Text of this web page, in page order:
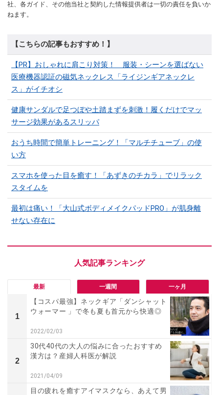
社、各ガイド、その他当社と契約した情報提供者は一切の責任を負いか
ねます。
【こちらの記事もおすすめ！】
【PR】おしゃれに肩こり対策！ 服装・シーンを選ばない
医療機器認証の磁気ネックレス「ライジンギアネックレ
ス」がイチオシ
健康サンダルで足つぼや土踏まずを刺激！履くだけでマッ
サージ効果があるスリッパ
おうち時間で簡単トレーニング！「マルチチューブ」の使
い方
スマホを使った目を癒す！「あずきのチカラ」でリラック
スタイムを
最初は痛い！「大山式ボディメイクパッドPRO」が肌身離
せない存在に
最新 一週間 一ヶ月
1
【コスパ最強】ネックギア「ダンシャット
ウォーマー 」で冬も夏も首元から快適◎
2022/02/03
2
30代40代の大人の悩みに合ったおすすめ
漢方は？産婦人科医が解説
2021/04/09
目の疲れを癒すアイマスクなら、あえて男